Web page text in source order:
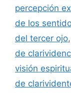
percepción
de los
del tercer ojo,
de
visión
de